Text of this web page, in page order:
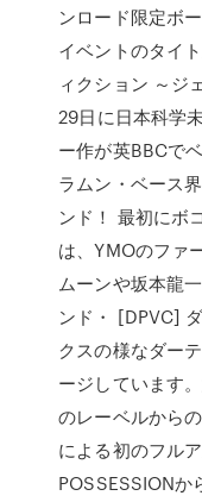
ンロード限定ボ
イベントのタイ
ィクション ～ジ
29日に日本科学
ー作が英BBCで
ラムン・ベース
ンド！ 最初にボ
は、YMOのファ
ムーンや坂本龍
ンド・ [DPVC]
クスの様なダー
ージしています
のレーベルから
による初のフル
POSSESSIONか